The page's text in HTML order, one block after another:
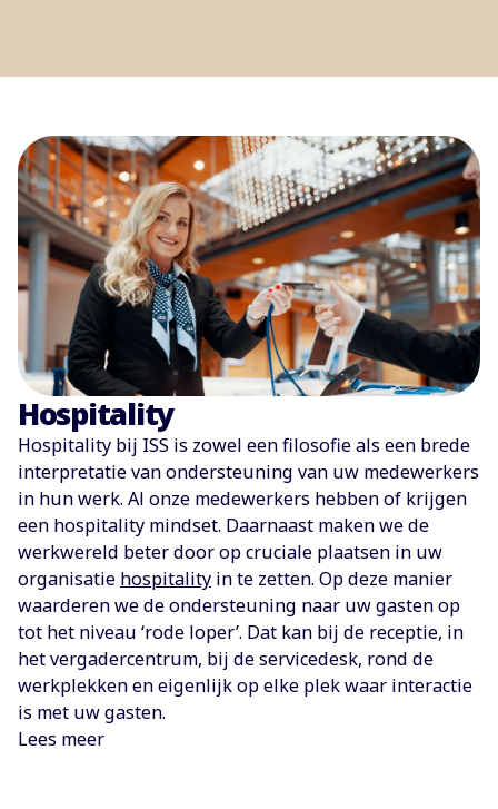
Hospitality
Hospitality bij ISS is zowel een filosofie als een brede
interpretatie van ondersteuning van uw medewerkers
in hun werk. Al onze medewerkers hebben of krijgen
een hospitality mindset. Daarnaast maken we de
werkwereld beter door op cruciale plaatsen in uw
organisatie hospitality in te zetten. Op deze manier
waarderen we de ondersteuning naar uw gasten op
tot het niveau ‘rode loper’. Dat kan bij de receptie, in
het vergadercentrum, bij de servicedesk, rond de
werkplekken en eigenlijk op elke plek waar interactie
is met uw gasten.
Lees meer